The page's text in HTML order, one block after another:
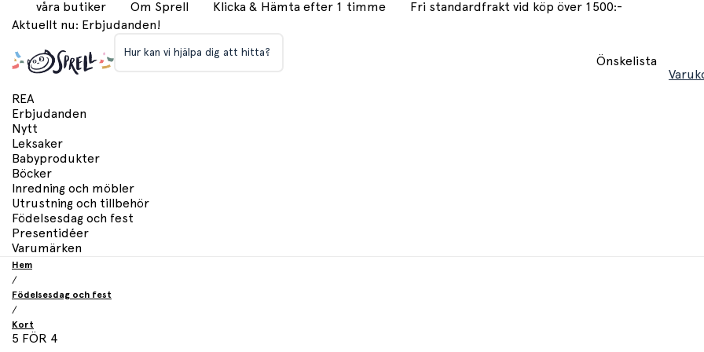
våra butiker Om Sprell Klicka & Hämta efter 1 timme
Fri standardfrakt vid köp över 1500:-
Aktuellt nu: Erbjudanden!
Hur kan vi hjälpa dig att hitta?
Önskelista
REA
Erbjudanden
Nytt
Leksaker
Babyprodukter
Böcker
Inredning och möbler
Utrustning och tillbehör
Födelsesdag och fest
Presentidéer
Varumärken
Hem
/
Födelsesdag och fest
/
Kort
5 FÖR 4